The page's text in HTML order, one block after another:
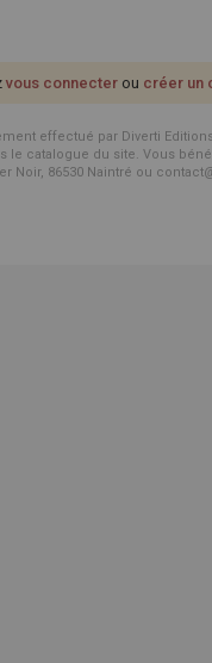
vous connecter ou créer un
effectué par Diverti
catalogue du site. Vous
Noir, 86530 Naintré ou